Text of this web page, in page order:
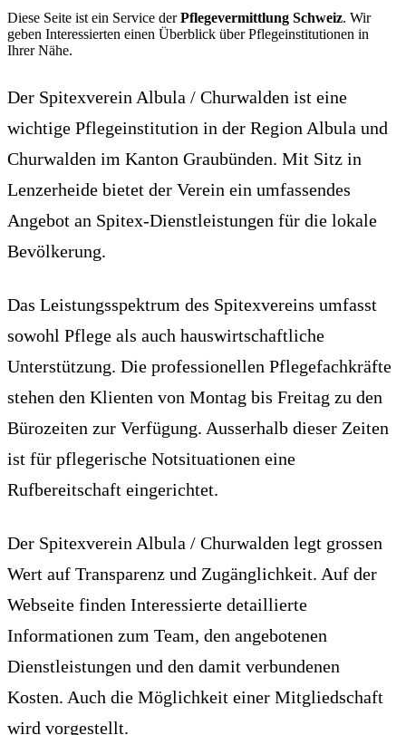
Diese Seite ist ein Service derPflegevermittlung Schweiz. Wir
geben Interessierten einen Überblick über Pflegeinstitutionen in
Ihrer Nähe.
Der Spitexverein Albula / Churwalden ist eine
wichtige Pflegeinstitution in der Region Albula und
Churwalden im Kanton Graubünden. Mit Sitz in
Lenzerheide bietet der Verein ein umfassendes
Angebot an Spitex-Dienstleistungen für die lokale
Bevölkerung.
Das Leistungsspektrum des Spitexvereins umfasst
sowohl Pflege als auch hauswirtschaftliche
Unterstützung. Die professionellen Pflegefachkräfte
stehen den Klienten von Montag bis Freitag zu den
Bürozeiten zur Verfügung. Ausserhalb dieser Zeiten
ist für pflegerische Notsituationen eine
Rufbereitschaft eingerichtet.
Der Spitexverein Albula / Churwalden legt grossen
Wert auf Transparenz und Zugänglichkeit. Auf der
Webseite finden Interessierte detaillierte
Informationen zum Team, den angebotenen
Dienstleistungen und den damit verbundenen
Kosten. Auch die Möglichkeit einer Mitgliedschaft
wird vorgestellt.